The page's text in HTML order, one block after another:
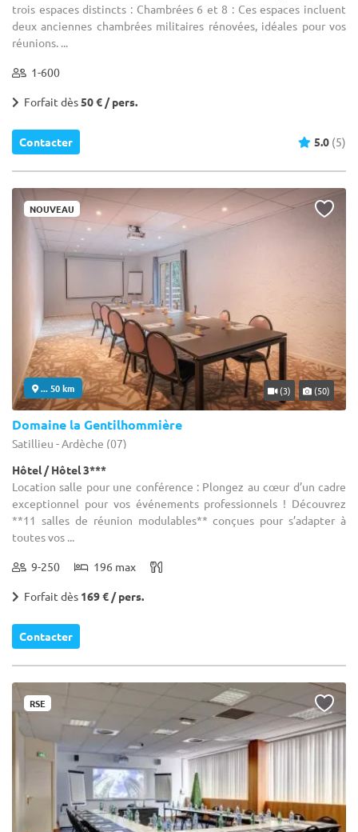
trois espaces distincts : Chambrées 6 et 8 : Ces espaces incluent
deux anciennes chambrées militaires rénovées, idéales pour vos
réunions. ...
1-600
Forfait dès 50 € / pers.
Contacter 5.0 (5)
NOUVEAU
... 50 km (3) (50)
Domaine la Gentilhommière
Satillieu - Ardèche (07)
Hôtel / Hôtel 3***
Location salle pour une conférence : Plongez au cœur d’un cadre
exceptionnel pour vos événements professionnels ! Découvrez
**11 salles de réunion modulables** conçues pour s’adapter à
toutes vos ...
9-250 196 max
Forfait dès 169 € / pers.
Contacter
RSE